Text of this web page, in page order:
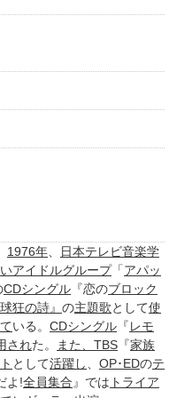
1976年
日本テレビ音楽学
アイドルグループ「アパッ
CDシングル 『恋のブロック
球狂の詩』 の主題歌として使
いる。 CDシングル 『レモ
された。 また、 TBS 『家族
として活躍し OP･EDのテ
よ!全員集合 』では トライア